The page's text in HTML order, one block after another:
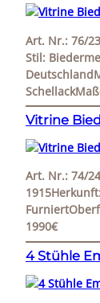
Art. Nr.: 76/
Stil:
Vitrine
Art. Nr.: 74/
1990€
4 Stühle